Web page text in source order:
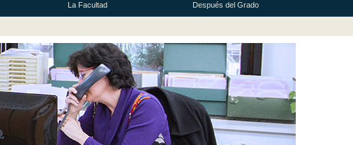
La Facultad Después del Grado